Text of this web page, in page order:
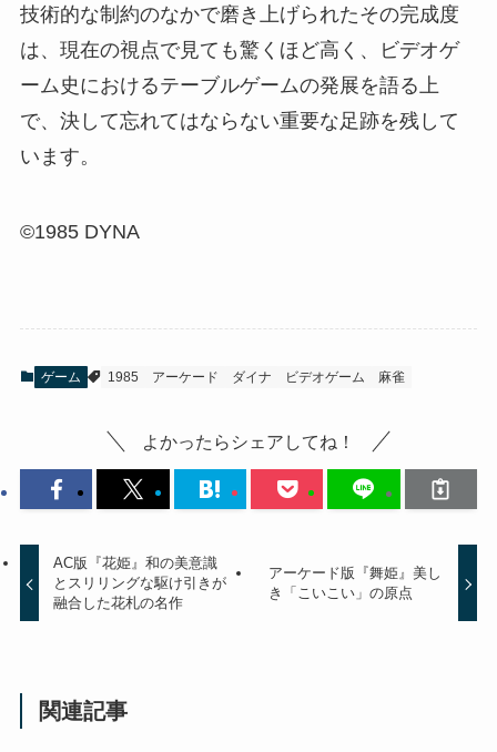
技術的な制約のなかで磨き上げられたその完成度
は、現在の視点で見ても驚くほど高く、ビデオゲ
ーム史におけるテーブルゲームの発展を語る上
で、決して忘れてはならない重要な足跡を残して
います。
©1985 DYNA
ゲーム 1985 アーケード ダイナ ビデオゲーム 麻雀
よかったらシェアしてね！
AC版『花姫』和の美意識
とスリリングな駆け引きが
融合した花札の名作
アーケード版『舞姫』美し
き「こいこい」の原点
関連記事